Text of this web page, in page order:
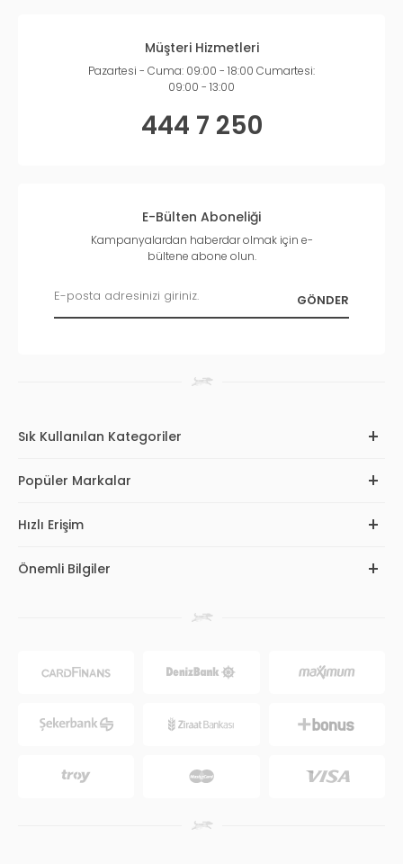
Müşteri Hizmetleri
Pazartesi - Cuma: 09:00 - 18:00 Cumartesi:
09:00 - 13:00
444 7 250
E-Bülten Aboneliği
Kampanyalardan haberdar olmak için e-
bültene abone olun.
Sık Kullanılan Kategoriler
Popüler Markalar
Hızlı Erişim
Önemli Bilgiler